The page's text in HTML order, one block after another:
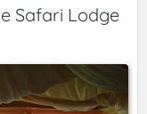
Safari Lodge